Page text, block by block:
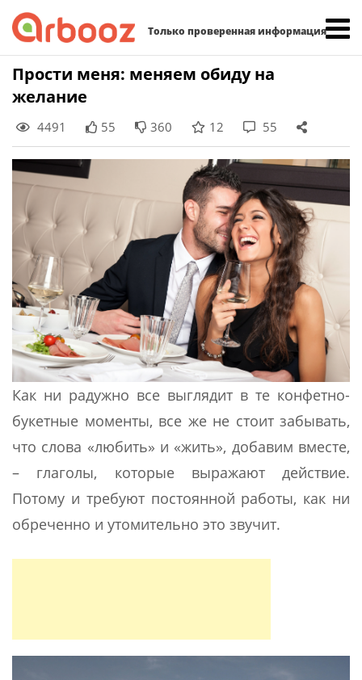
Только проверенная информация
Skip
Прости меня: меняем обиду на
желание
4491 55 360 12 55
Как ни радужно все выглядит в те конфетно-
букетные моменты, все же не стоит забывать,
что слова «любить» и «жить», добавим вместе,
– глаголы, которые выражают действие.
Потому и требуют постоянной работы, как ни
обреченно и утомительно это звучит.
Найти: